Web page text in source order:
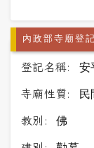
內政部寺廟登
登記名稱: 安
寺廟性質: 民
教別: 佛